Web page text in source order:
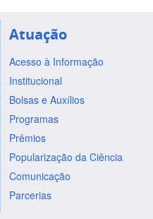
Atuação
Acesso à Informação
Institucional
Bolsas e Auxílios
Programas
Prêmios
Popularização da Ciência
Comunicação
Parcerias